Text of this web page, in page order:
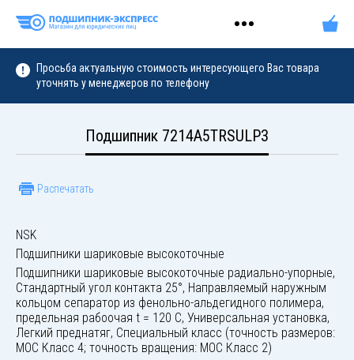
Просьба актуальную стоимость интересующего Вас товара
уточнять у менеджеров по телефону
Подшипник 7214A5TRSULP3
Распечатать
NSK
Подшипники шариковые высокоточные
Подшипники шариковые высокоточные радиально-упорные,
Стандартный угол контакта 25°, Направляемый наружным
кольцом сепаратор из фенольно-альдегидного полимера,
предельная рабоочая t = 120 C, Универсальная установка,
Легкий преднатяг, Специальный класс (точность размеров:
МОС Класс 4; точность вращения: МОС Класс 2)